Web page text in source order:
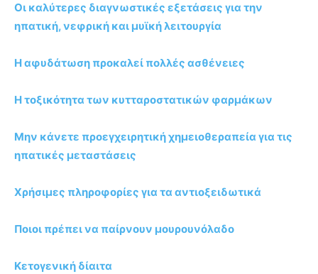
Οι καλύτερες διαγνωστικές εξετάσεις για την
ηπατική, νεφρική και μυϊκή λειτουργία
Η αφυδάτωση προκαλεί πολλές ασθένειες
Η τοξικότητα των κυτταροστατικών φαρμάκων
Μην κάνετε προεγχειρητική χημειοθεραπεία για τις
ηπατικές μεταστάσεις
Χρήσιμες πληροφορίες για τα αντιοξειδωτικά
Ποιοι πρέπει να παίρνουν μουρουνόλαδο
Κετογενική δίαιτα